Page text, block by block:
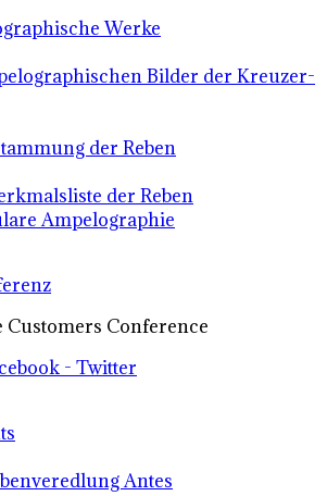
Werke
Bilder der Kreuzer-
der Reben
der Reben
Ampelographie
Customers Conference
- Twitter
Antes